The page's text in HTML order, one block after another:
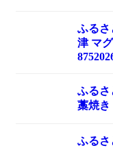
ふるさ
津 マ
ふるさ
藁焼
ふる